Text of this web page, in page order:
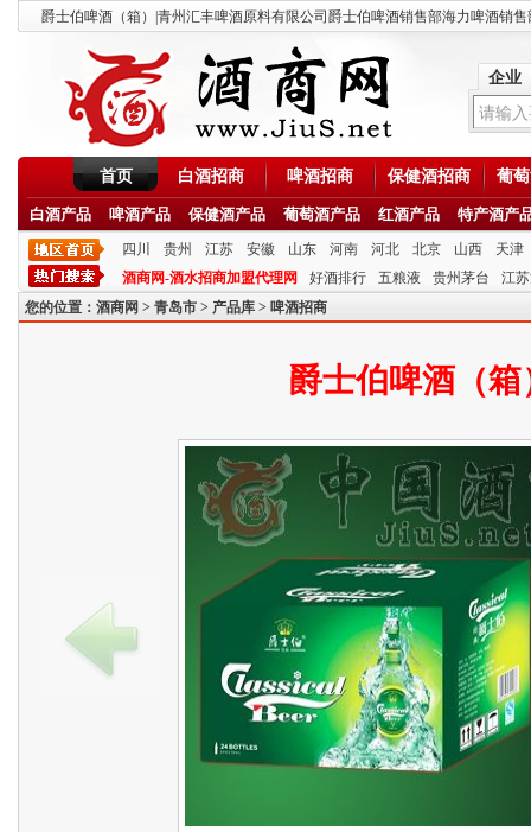
爵士伯啤酒（箱）|青州汇丰啤酒原料有限公司爵士伯啤酒销售部海力啤酒销售
企业
首页 白酒招商 啤酒招商 保健酒招商 葡
白酒产品 啤酒产品 保健酒产品 葡萄酒产品 红酒产品 特产酒产
四川 贵州 江苏 安徽 山东 河南 河北 北京 山西
天津
酒商网-酒水招商加盟代理网
好酒排行 五粮液 贵州茅台
江
您的位置： 酒商网 > 青岛市 > 产品库 > 啤酒招商
爵士伯啤酒（箱